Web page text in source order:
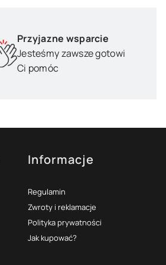
Przyjazne wsparcie
Jesteśmy zawsze gotowi
Ci pomóc
Informacje
Regulamin
Zwroty i reklamacje
Polityka prywatności
Jak kupować?